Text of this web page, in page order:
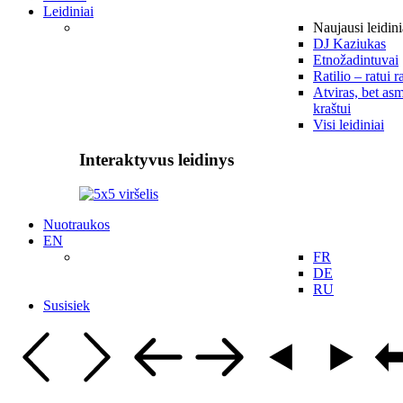
Leidiniai
Naujausi
DJ Kaziukas
Etnožadintuvai
Ratilio – ratui
Atviras, bet
kraštui
Visi leidiniai
Interaktyvus leidinys
Nuotraukos
EN
FR
DE
RU
Susisiek